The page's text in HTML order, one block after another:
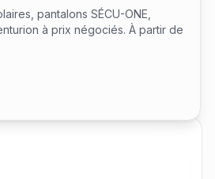
ce coffret
Soyez le premier à poser
pantalons SÉCU-ONE,
à prix négociés. À partir de